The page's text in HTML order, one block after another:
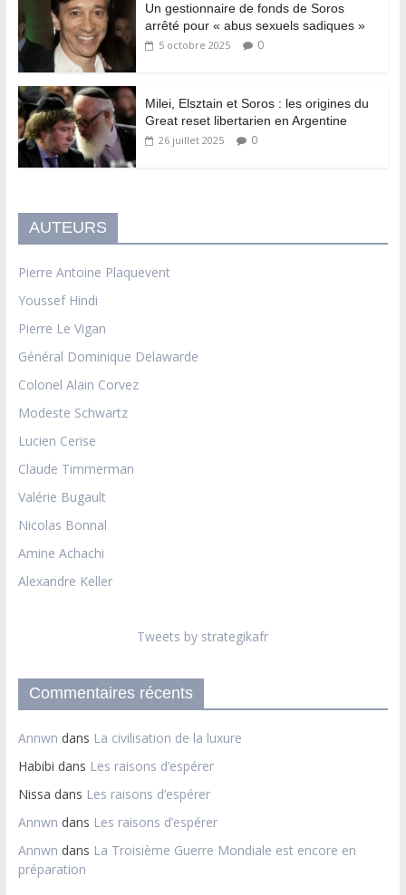
Un gestionnaire de fonds de Soros
arrêté pour « abus sexuels sadiques »
5 octobre 2025 0
Milei, Elsztain et Soros : les origines du
Great reset libertarien en Argentine
26 juillet 2025 0
AUTEURS
Pierre Antoine Plaquevent
Youssef Hindi
Pierre Le Vigan
Général Dominique Delawarde
Colonel Alain Corvez
Modeste Schwartz
Lucien Cerise
Claude Timmerman
Valérie Bugault
Nicolas Bonnal
Amine Achachi
Alexandre Keller
Tweets by strategikafr
Commentaires récents
Annwn dans La civilisation de la luxure
Habibi dans Les raisons d’espérer
Nissa dans Les raisons d’espérer
Annwn dans Les raisons d’espérer
Annwn dans La Troisième Guerre Mondiale est encore en
préparation